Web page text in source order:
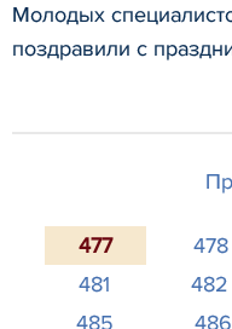
Молодых
поздравили с
477
478
481
482
485
486